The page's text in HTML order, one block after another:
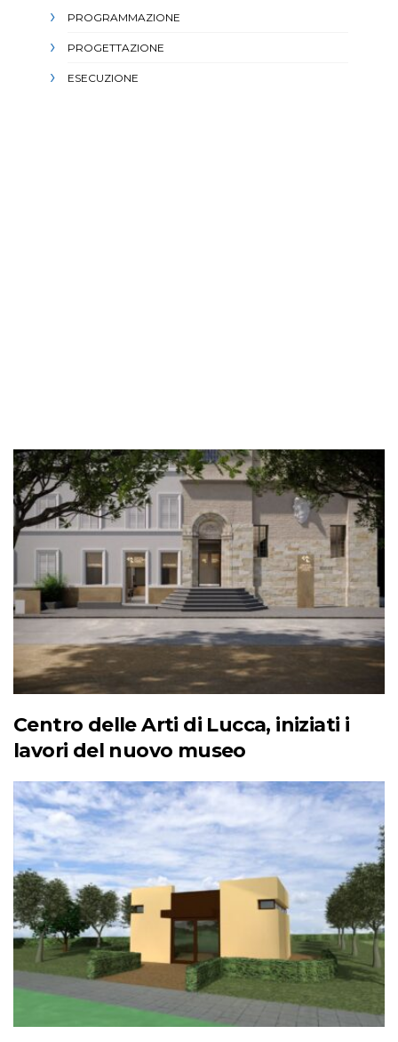
PROGRAMMAZIONE
PROGETTAZIONE
ESECUZIONE
Centro delle Arti di Lucca, iniziati i
lavori del nuovo museo